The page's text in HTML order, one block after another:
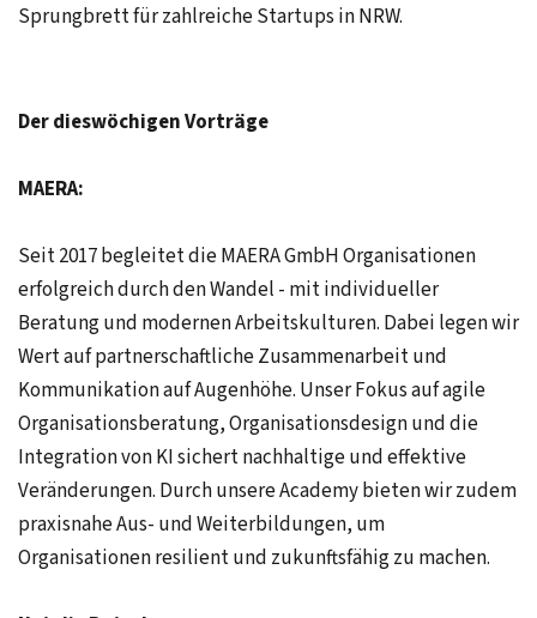
Sprungbrett für zahlreiche Startups in NRW.
Der dieswöchigen Vorträge
MAERA:
Seit 2017 begleitet die MAERA GmbH Organisationen
erfolgreich durch den Wandel - mit individueller
Beratung und modernen Arbeitskulturen. Dabei legen wir
Wert auf partnerschaftliche Zusammenarbeit und
Kommunikation auf Augenhöhe. Unser Fokus auf agile
Organisationsberatung, Organisationsdesign und die
Integration von KI sichert nachhaltige und effektive
Veränderungen. Durch unsere Academy bieten wir zudem
praxisnahe Aus- und Weiterbildungen, um
Organisationen resilient und zukunftsfähig zu machen.